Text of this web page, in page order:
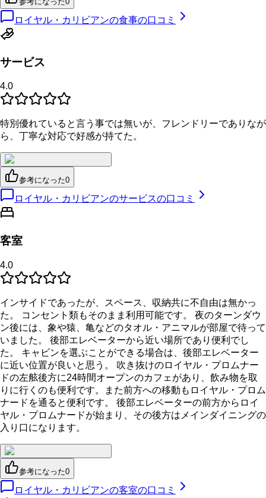
ロイヤル・カリビアンの食事の口コミ
サービス
4.0
特別優れていると言う事では無いが、フレンドリーでありなが
ら、丁寧な対応で好感が持てた。
参考になった0
ロイヤル・カリビアンのサービスの口コミ
客室
4.0
インサイドであったが、スペース、収納共に不自由は無かっ
た。 コンセント類もそのまま利用可能です。 夜のターンダウ
ン後には、象や猿、亀などのタオル・アニマルが部屋で待って
いました。 後部エレベーターから近い場所であり便利でし
た。 キャビンを選ぶことができる場合は、後部エレベーター
に近い位置が良いと思う。 吹き抜けのロイヤル・プロムナー
ドの左舷後方に24時間オープンのカフェがあり、飲み物を取
りに行くのも便利です。また前方への移動もロイヤル・プロム
ナードを通ると便利です。 後部エレベーターの前方からロイ
ヤル・プロムナードが始まり、その後方はメインダイニングの
入り口になります。
参考になった0
ロイヤル・カリビアンの客室の口コミ